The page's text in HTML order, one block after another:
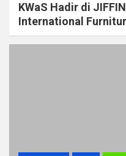
KWaS Hadir di
International